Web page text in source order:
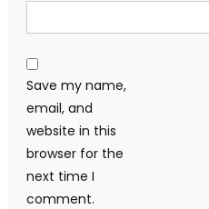
Save my name,
email, and
website in this
browser for the
next time I
comment.